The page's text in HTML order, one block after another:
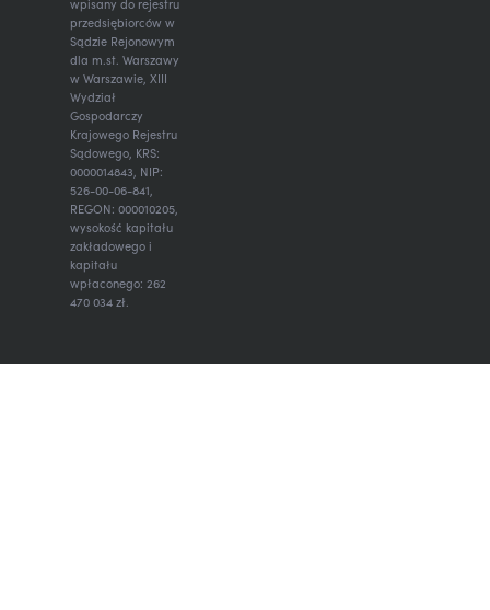
wpisany do rejestru
przedsiębiorców w
Sądzie Rejonowym
dla m.st. Warszawy
w Warszawie, XIII
Wydział
Gospodarczy
Krajowego Rejestru
Sądowego, KRS:
0000014843, NIP:
526-00-06-841,
REGON: 000010205,
wysokość kapitału
zakładowego i
kapitału
wpłaconego: 262
470 034 zł.